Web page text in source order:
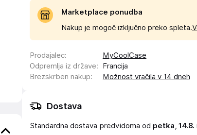
Marketplace ponudba
Nakup je mogoč izključno preko spleta.
Prodajalec:
MyCoolCase
Odpremlja iz države:
Francija
Brezskrben nakup: Možnost vračila v 14 dneh
Dostava
Standardna dostava predvidoma od petka, 14.8.